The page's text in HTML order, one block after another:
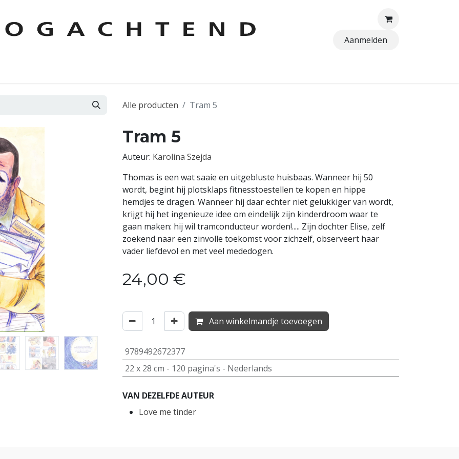
Aanmelden
Alle producten Tram 5
Tram 5
Auteur: Karolina Szejda
Thomas is een wat saaie en uitgebluste huisbaas. Wanneer hij 50
wordt, begint hij plotsklaps fitnesstoestellen te kopen en hippe
hemdjes te dragen. Wanneer hij daar echter niet gelukkiger van wordt,
krijgt hij het ingenieuze idee om eindelijk zijn kinderdroom waar te
gaan maken: hij wil tramconducteur worden!..... Zijn dochter Elise, zelf
zoekend naar een zinvolle toekomst voor zichzelf, observeert haar
vader liefdevol en met veel mededogen.
24,00 €
Aan winkelmandje toevoegen
9789492672377
22 x 28 cm - 120 pagina's - Nederlands
VAN DEZELFDE AUTEUR
Love me tinder